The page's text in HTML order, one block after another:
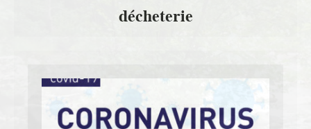
décheterie